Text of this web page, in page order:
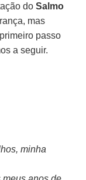
doSalmo
mas
passo
a seguir.
minha